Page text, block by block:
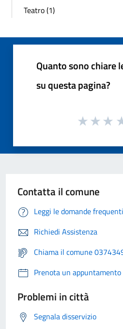
Teatro (1)
Quanto sono chiare
su questa pagina?
Contatta il comune
Leggi le domande frequenti
Richiedi Assistenza
Chiama il comune
Prenota un appuntamento
Problemi in città
Segnala disservizio